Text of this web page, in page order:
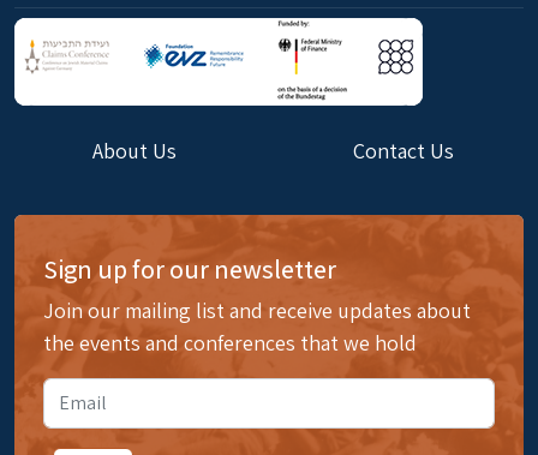
About Us Contact Us
Sign up for our newsletter
Join our mailing list and receive updates about
the events and conferences that we hold